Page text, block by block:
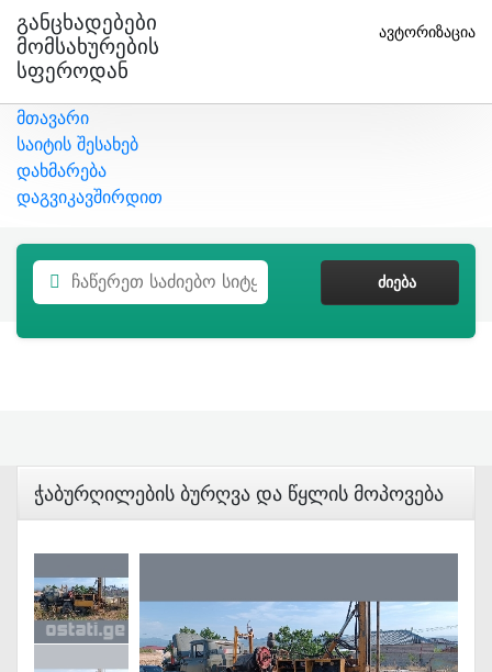
Განცხადებები
Მომსახურების
Სფეროდან
ავტორიზაცია
მთავარი
საიტის შესახებ
დახმარება
დაგვიკავშირდით
ᲫᲘᲔᲑᲐ
Ჭაბურღილების Ბურღვა Და Წყლის Მოპოვება